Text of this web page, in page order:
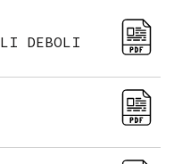
DEBOLI